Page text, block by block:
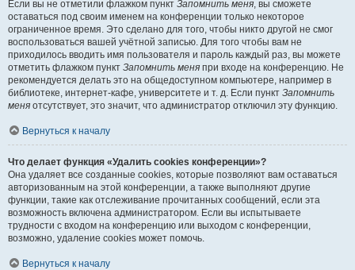
Если вы не отметили флажком пункт Запомнить меня, вы сможете
оставаться под своим именем на конференции только некоторое
ограниченное время. Это сделано для того, чтобы никто другой не смог
воспользоваться вашей учётной записью. Для того чтобы вам не
приходилось вводить имя пользователя и пароль каждый раз, вы можете
отметить флажком пункт Запомнить меня при входе на конференцию. Не
рекомендуется делать это на общедоступном компьютере, например в
библиотеке, интернет-кафе, университете и т. д. Если пункт Запомнить
меня отсутствует, это значит, что администратор отключил эту функцию.
Вернуться к началу
Что делает функция «Удалить cookies конференции»?
Она удаляет все созданные cookies, которые позволяют вам оставаться
авторизованным на этой конференции, а также выполняют другие
функции, такие как отслеживание прочитанных сообщений, если эта
возможность включена администратором. Если вы испытываете
трудности с входом на конференцию или выходом с конференции,
возможно, удаление cookies может помочь.
Вернуться к началу